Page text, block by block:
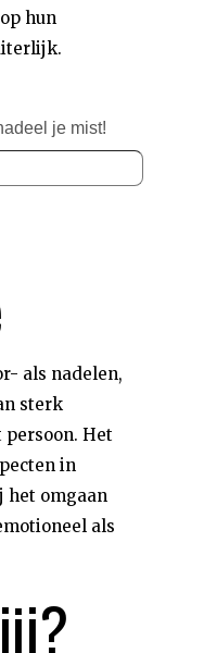
hun
je mist!
als nadelen,
sterk
Het
in
het omgaan
als